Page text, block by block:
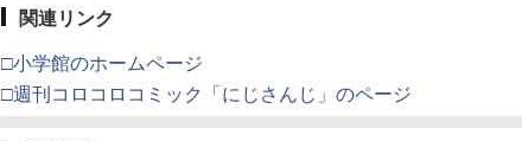
関連リンク
□小学館のホームページ
□週刊コロコロコミック「にじさんじ」のページ